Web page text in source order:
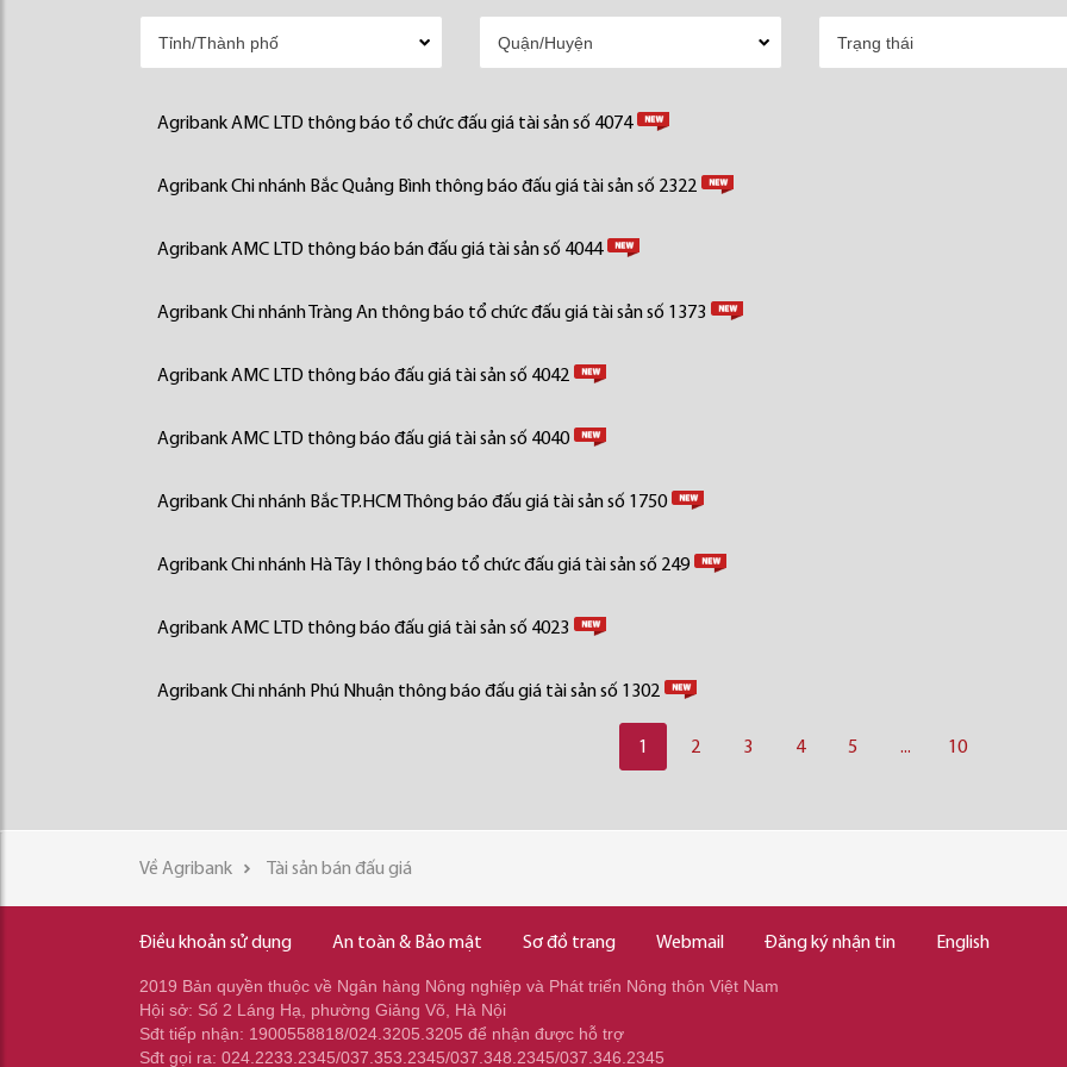
Agribank AMC LTD thông báo tổ chức đấu giá tài sản số 4074
Agribank Chi nhánh Bắc Quảng Bình thông báo đấu giá tài sản số 2322
Agribank AMC LTD thông báo bán đấu giá tài sản số 4044
Agribank Chi nhánh Tràng An thông báo tổ chức đấu giá tài sản số 1373
Agribank AMC LTD thông báo đấu giá tài sản số 4042
Agribank AMC LTD thông báo đấu giá tài sản số 4040
Agribank Chi nhánh Bắc TP.HCM Thông báo đấu giá tài sản số 1750
Agribank Chi nhánh Hà Tây I thông báo tổ chức đấu giá tài sản số 249
Agribank AMC LTD thông báo đấu giá tài sản số 4023
Agribank Chi nhánh Phú Nhuận thông báo đấu giá tài sản số 1302
1 2 3 4 5 ... 10
Về Agribank Tài sản bán đấu giá
Điều khoản sử dụng An toàn & Bảo mật Sơ đồ trang Webmail Đăng ký nhận tin English
2019 Bản quyền thuộc về Ngân hàng Nông nghiệp và Phát triển Nông thôn Việt Nam
Hội sở: Số 2 Láng Hạ, phường Giảng Võ, Hà Nội
Sđt tiếp nhận: 1900558818/024.3205.3205 để nhận được hỗ trợ
Sđt gọi ra: 024.2233.2345/037.353.2345/037.348.2345/037.346.2345